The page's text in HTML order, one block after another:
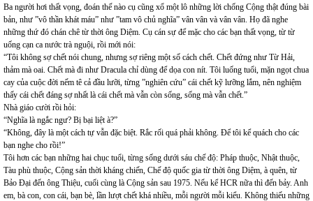
Ba người hơi thất vọng, đoán thế nào cụ cũng xổ một lô những lời chống Cộng thật đúng bài
bản, như ”vô thần khát máu” như ”tam vô chủ nghĩa” vân vân và vân vân. Họ đã nghe
những thứ đó chán chê từ thời ông Diệm. Cụ cán sự để mặc cho các bạn thất vọng, từ từ
uống cạn ca nước trà nguội, rồi mới nói:
“Tôi không sợ chết nói chung, nhưng sợ riêng một số cách chết. Chết đứng như Từ Hải,
thảm mà oai. Chết mà đi như Dracula chỉ dùng để dọa con nít. Tôi luống tuổi, mặn ngọt chua
cay của cuộc đời nếm tê cả đầu lưỡi, từng ”nghiên cứu” cái chết kỹ lưỡng lắm, nên nghiệm
thấy cái chết đáng sợ nhất là cái chết mà vẫn còn sống, sống mà vẫn chết.”
Nhà giáo cười rồi hỏi:
“Nghĩa là ngắc ngư? Bị bại liệt à?”
“Không, đây là một cách tự vẫn đặc biệt. Rắc rối quá phải không. Để tôi kể quách cho các
bạn nghe cho rồi!”
Tôi hơn các bạn những hai chục tuổi, từng sống dưới sáu chế độ: Pháp thuộc, Nhật thuộc,
Tàu phù thuộc, Cộng sản thời kháng chiến, Chế độ quốc gia từ thời ông Diệm, à quên, từ
Bảo Đại đến ông Thiệu, cuối cùng là Cộng sản sau 1975. Nếu kể HCR nữa thì đến bảy. Anh
em, bà con, con cái, bạn bè, lần lượt chết khá nhiều, mỗi người mỗi kiểu. Không thiếu những